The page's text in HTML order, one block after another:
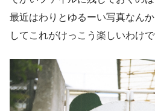
最近はわりとゆるーい写真なん
してこれがけっこう楽しいわけで